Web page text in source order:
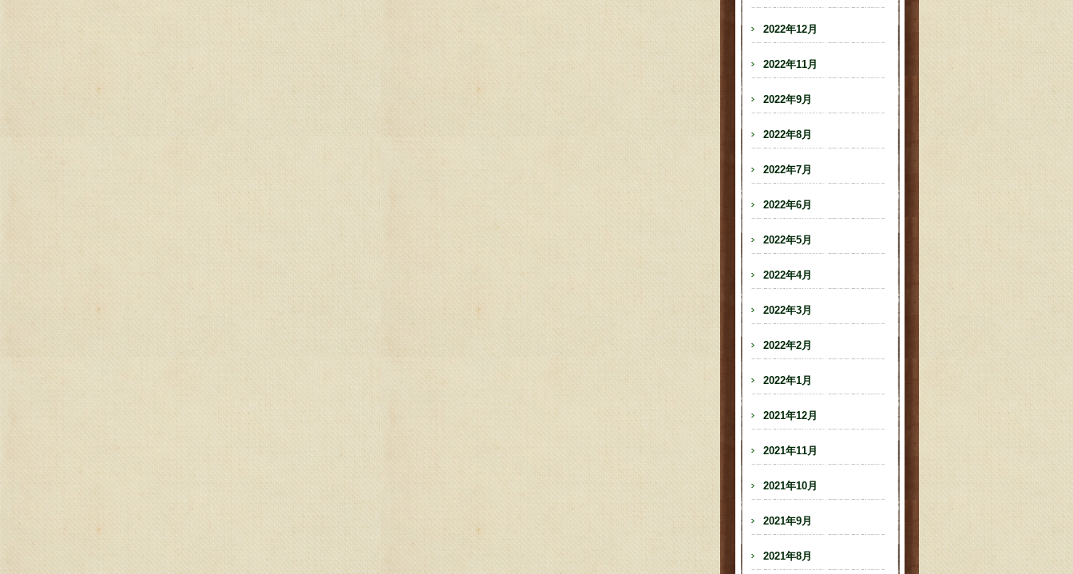
2022年12月
2022年11月
2022年9月
2022年8月
2022年7月
2022年6月
2022年5月
2022年4月
2022年3月
2022年2月
2022年1月
2021年12月
2021年11月
2021年10月
2021年9月
2021年8月